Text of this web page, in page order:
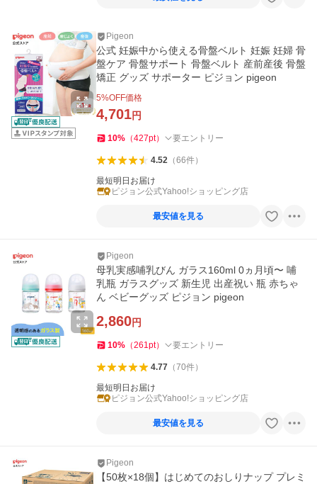
Pigeon
公式 妊娠中から使える骨盤ベルト 妊娠 妊婦 骨
盤ケア 骨盤サポート 骨盤ベルト 産前産後 骨盤
矯正 グッズ サポーター ピジョン pigeon
5%OFF価格
4,701円
10% （427pt） 要エントリー
4.52（66件）
最短明日お届け
ピジョン公式Yahoo!ショッピング店
最安値を見る
Pigeon
母乳実感哺乳びん ガラス160ml 0ヵ月頃〜 哺
乳瓶 ガラスグッズ 新生児 出産祝い 瓶 赤ちゃ
ん ベビーグッズ ピジョン pigeon
2,860円
10% （261pt） 要エントリー
4.77（70件）
最短明日お届け
ピジョン公式Yahoo!ショッピング店
最安値を見る
Pigeon
【50枚×18個】はじめてのおしりナップ プレミ